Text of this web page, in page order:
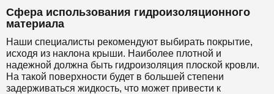
Сфера использования гидроизоляционного
материала
Наши специалисты рекомендуют выбирать покрытие,
исходя из наклона крыши. Наиболее плотной и
надежной должна быть гидроизоляция плоской кровли.
На такой поверхности будет в большей степени
задерживаться жидкость, что может привести к